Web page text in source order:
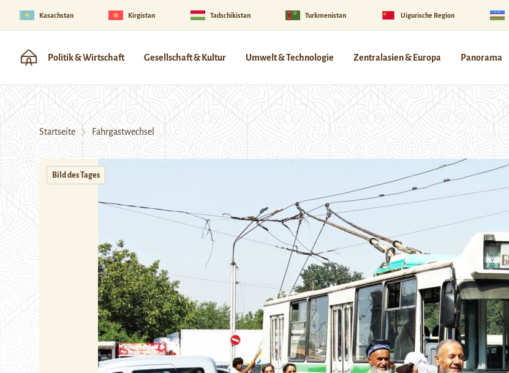
Kasachstan Kirgistan Tadschikistan Turkmenistan Uigurische Region
Politik & Wirtschaft Gesellschaft & Kultur Umwelt & Technologie Zentralasien & Europa Panorama
Startseite Fahrgastwechsel
Bild des Tages